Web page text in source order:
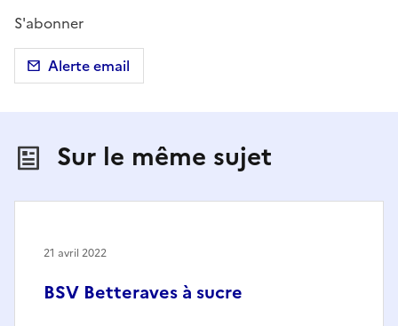
S'abonner
Alerte email
Sur le même sujet
BSV Betteraves à sucre
21 avril 2022